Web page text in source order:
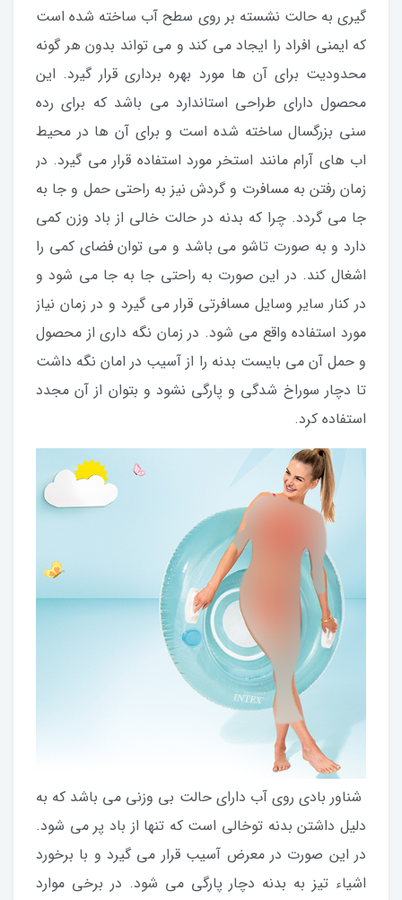
گیری به حالت نشسته بر روی سطح آب ساخته شده است
که ایمنی افراد را ایجاد می کند و می تواند بدون هر گونه
محدودیت برای آن ها مورد بهره برداری قرار گیرد. این
محصول دارای طراحی استاندارد می باشد که برای رده
سنی بزرگسال ساخته شده است و برای آن ها در محیط
اب های آرام مانند استخر مورد استفاده قرار می گیرد. در
زمان رفتن به مسافرت و گردش نیز به راحتی حمل و جا به
جا می گردد. چرا که بدنه در حالت خالی از باد وزن کمی
دارد و به صورت تاشو می باشد و می توان فضای کمی را
اشغال کند. در این صورت به راحتی جا به جا می شود و
در کنار سایر وسایل مسافرتی قرار می گیرد و در زمان نیاز
مورد استفاده واقع می شود. در زمان نگه داری از محصول
و حمل آن می بایست بدنه را از آسیب در امان نگه داشت
تا دچار سوراخ شدگی و پارگی نشود و بتوان از آن مجدد
استفاده کرد.
شناور بادی روی آب دارای حالت بی وزنی می باشد که به
دلیل داشتن بدنه توخالی است که تنها از باد پر می شود.
در این صورت در معرض آسیب قرار می گیرد و با برخورد
اشیاء تیز به بدنه دچار پارگی می شود. در برخی موارد